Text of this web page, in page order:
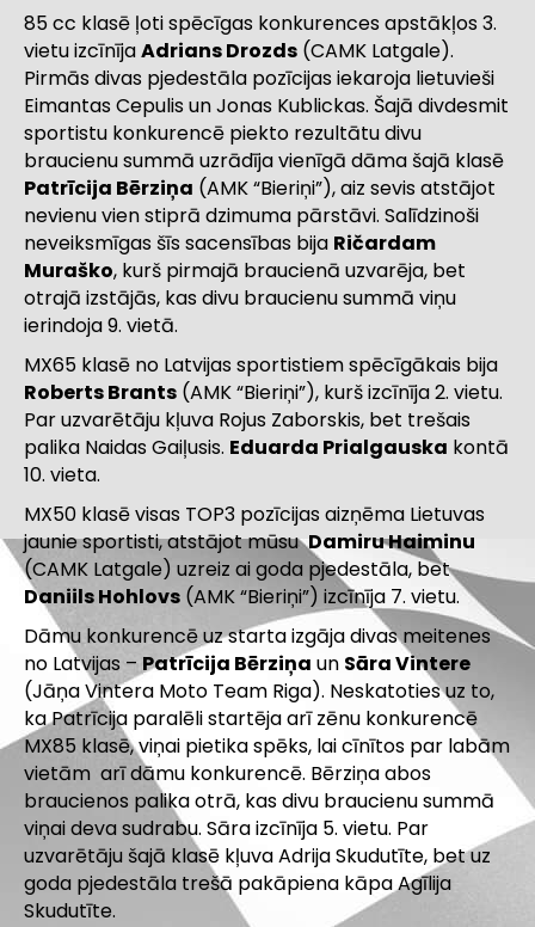
85 cc klasē ļoti spēcīgas konkurences apstākļos 3.
vietu izcīnījaAdrians Drozds (CAMK Latgale).
Pirmās divas pjedestāla pozīcijas iekaroja lietuvieši
Eimantas Cepulis un Jonas Kublickas. Šajā divdesmit
sportistu konkurencē piekto rezultātu divu
braucienu summā uzrādīja vienīgā dāma šajā klasē
Patrīcija Bērziņa (AMK “Bieriņi”), aiz sevis atstājot
nevienu vien stiprā dzimuma pārstāvi. Salīdzinoši
neveiksmīgas šīs sacensības bija Ričardam
Muraško, kurš pirmajā braucienā uzvarēja, bet
otrajā izstājās, kas divu braucienu summā viņu
ierindoja 9. vietā.
MX65 klasē no Latvijas sportistiem spēcīgākais bija
Roberts Brants (AMK “Bieriņi”), kurš izcīnīja 2. vietu.
Par uzvarētāju kļuva Rojus Zaborskis, bet trešais
palika Naidas Gaiļusis. Eduarda Prialgauska kontā
10. vieta.
MX50 klasē visas TOP3 pozīcijas aizņēma Lietuvas
jaunie sportisti, atstājot mūsuDamiru Haiminu
(CAMK Latgale) uzreiz ai goda pjedestāla, bet
Daniils Hohlovs (AMK “Bieriņi”) izcīnīja 7. vietu.
Dāmu konkurencē uz starta izgāja divas meitenes
no Latvijas – Patrīcija Bērziņa un Sāra Vintere
(Jāņa Vintera Moto Team Riga). Neskatoties uz to,
ka Patrīcija paralēli startēja arī zēnu konkurencē
MX85 klasē, viņai pietika spēks, lai cīnītos par labām
vietām arī dāmu konkurencē. Bērziņa abos
braucienos palika otrā, kas divu braucienu summā
viņai deva sudrabu. Sāra izcīnīja 5. vietu. Par
uzvarētāju šajā klasē kļuva Adrija Skudutīte, bet uz
goda pjedestāla trešā pakāpiena kāpa Agīlija
Skudutīte.